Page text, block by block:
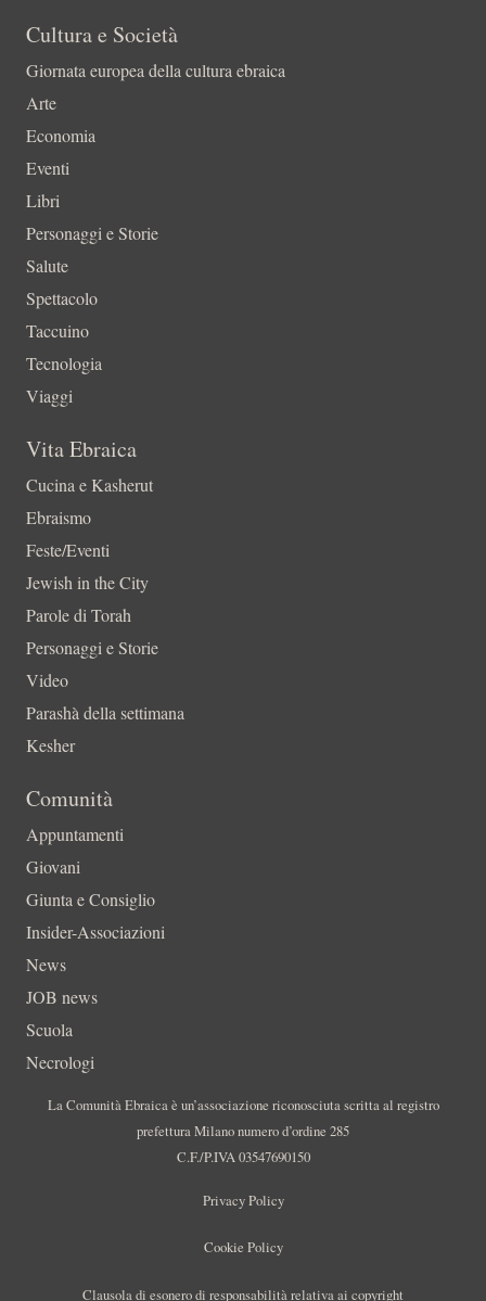
Cultura e Società
Giornata europea della cultura ebraica
Arte
Economia
Eventi
Libri
Personaggi e Storie
Salute
Spettacolo
Taccuino
Tecnologia
Viaggi
Vita Ebraica
Cucina e Kasherut
Ebraismo
Feste/Eventi
Jewish in the City
Parole di Torah
Personaggi e Storie
Video
Parashà della settimana
Kesher
Comunità
Appuntamenti
Giovani
Giunta e Consiglio
Insider-Associazioni
News
JOB news
Scuola
Necrologi
La Comunità Ebraica è un’associazione riconosciuta scritta al registro
prefettura Milano numero d’ordine 285
C.F./P.IVA 03547690150
Privacy Policy
Cookie Policy
Clausola di esonero di responsabilità relativa ai copyright